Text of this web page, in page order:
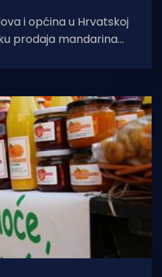
i općina u Hrvatskoj
prodaja mandarina